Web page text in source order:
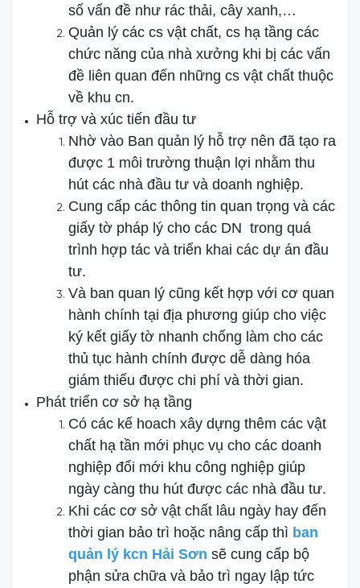
số vấn đề như rác thải, cây xanh,…
Quản lý các cs vật chất, cs hạ tầng các
chức năng của nhà xưởng khi bị các vấn
đề liên quan đến những cs vật chất thuộc
về khu cn.
Hỗ trợ và xúc tiến đầu tư
Nhờ vào Ban quản lý hỗ trợ nên đã tạo ra
được 1 môi trường thuận lợi nhằm thu
hút các nhà đầu tư và doanh nghiệp.
Cung cấp các thông tin quan trọng và các
giấy tờ pháp lý cho các DN trong quá
trình hợp tác và triển khai các dự án đầu
tư.
Và ban quan lý cũng kết hợp với cơ quan
hành chính tại địa phương giúp cho việc
ký kết giấy tờ nhanh chống làm cho các
thủ tục hành chính được dễ dàng hóa
giám thiếu được chi phí và thời gian.
Phát triển cơ sở hạ tầng
Có các kế hoach xây dựng thêm các vật
chất hạ tần mới phục vụ cho các doanh
nghiệp đổi mới khu công nghiệp giúp
ngày càng thu hút được các nhà đầu tư.
Khi các cơ sở vật chất lâu ngày hay đến
thời gian bảo trì hoặc nâng cấp thì ban
quản lý kcn Hải Sơn sẽ cung cấp bộ
phận sửa chữa và bảo trì ngay lập tức